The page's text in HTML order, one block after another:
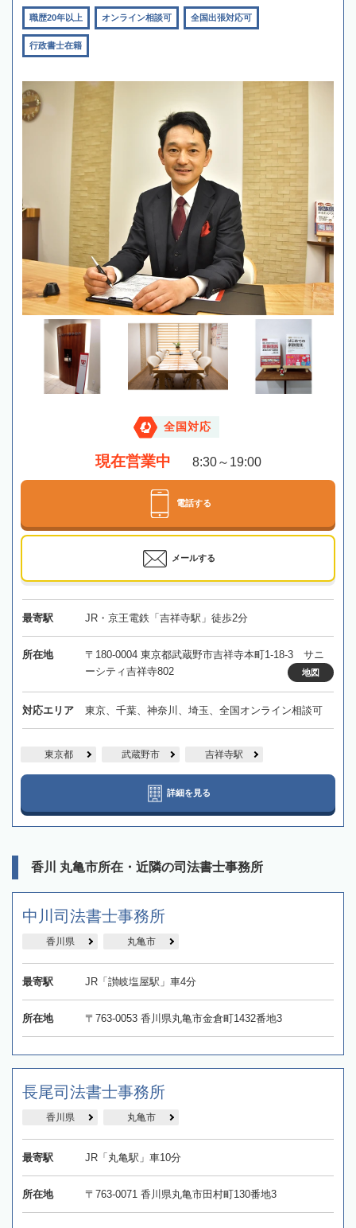
職歴20年以上 オンライン相談可 全国出張対応可
行政書士在籍
全国対応
現在営業中 8:30～19:00
電話する
メールする
最寄駅 JR・京王電鉄「吉祥寺駅」徒歩2分
所在地
〒180-0004 東京都武蔵野市吉祥寺本町1-18-3 サニ
ーシティ吉祥寺802
地図
対応エリア 東京、千葉、神奈川、埼玉、全国オンライン相談可
東京都 武蔵野市 吉祥寺駅
詳細を見る
香川 丸亀市所在・近隣の司法書士事務所
中川司法書士事務所
香川県 丸亀市
最寄駅 JR「讃岐塩屋駅」車4分
所在地 〒763‐0053 香川県丸亀市金倉町1432番地3
長尾司法書士事務所
香川県 丸亀市
最寄駅 JR「丸亀駅」車10分
所在地 〒763-0071 香川県丸亀市田村町130番地3